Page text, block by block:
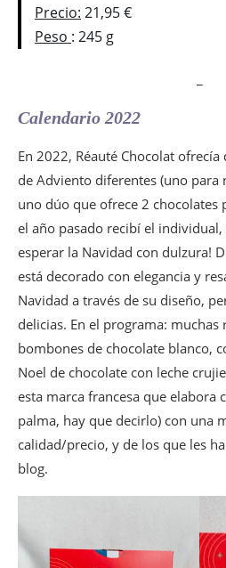
Precio: 21,95 €
Peso : 245 g
Calendario 2022
En 2022, Réauté Chocolat
de Adviento diferentes (uno
uno dúo que ofrece 2 chocolates
el año pasado recibí el individual,
esperar la Navidad con dulzura!
está decorado con elegancia y
Navidad a través de su diseño,
delicias. En el programa: muchas
bombones de chocolate blanco,
Noel de chocolate con leche
esta marca francesa que elabora
palma, hay que decirlo) con una
calidad/precio, y de los que les
blog.